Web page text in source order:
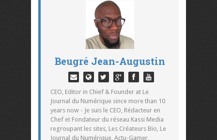
Beugré Jean-Augustin
CEO, Editor in Chief & Founder at Le
Journal du Numérique since more than 10
years now - Je suis le CEO, Rédacteur en
Chef et Fondateur du réseau Kassi Media
regroupant les sites, Les Créateurs Bio, Le
Journal du Numérique, Actu-Gamer,